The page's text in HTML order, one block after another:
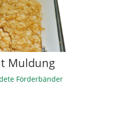
Muldung
Förderbänder